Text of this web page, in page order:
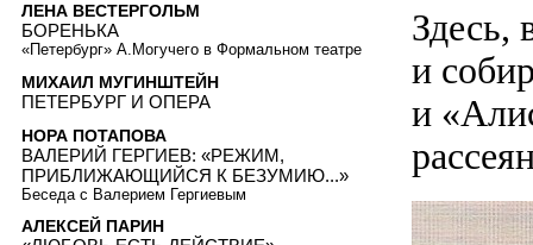
Здесь,
и
и
ЛЕНА ВЕСТЕРГОЛЬМ
БОРЕНЬКА
«Петербург» А.Могучего в Формальном театре
МИХАИЛ МУГИНШТЕЙН
ПЕТЕРБУРГ И ОПЕРА
НОРА ПОТАПОВА
ВАЛЕРИЙ ГЕРГИЕВ: «РЕЖИМ,
ПРИБЛИЖАЮЩИЙСЯ К БЕЗУМИЮ...»
Беседа с Валерием Гергиевым
АЛЕКСЕЙ ПАРИН